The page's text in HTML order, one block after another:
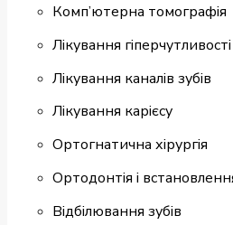
Комп’ютерна томографія
Лікування гіперчутливості
Лікування каналів зубів
Лікування карієсу
Ортогнатична хірургія
Ортодонтія і
Відбілювання зубів